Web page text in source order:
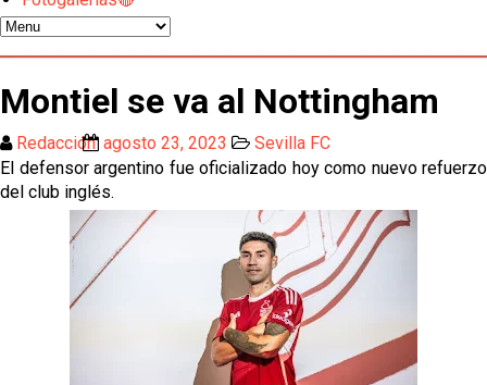
El Sevilla oficializa el traspaso de Sow
reflejado que podemos tirar para delante y
trabajamos con ilusión
Diomande ya es madridista mientras Rodri agita el
mercado
OFICIAL | Juanlu se marcha al Bournemouth
Los posibles herederos del número 16 tras la
marcha de Juanlu
Alberto Flores, muy cerca de convertirse en nuevo
jugador del Granada CF
Montiel se va al Nottingham
Redacción agosto 23, 2023
Sevilla FC
El defensor argentino fue oficializado hoy como nuevo refuerzo
del club inglés.